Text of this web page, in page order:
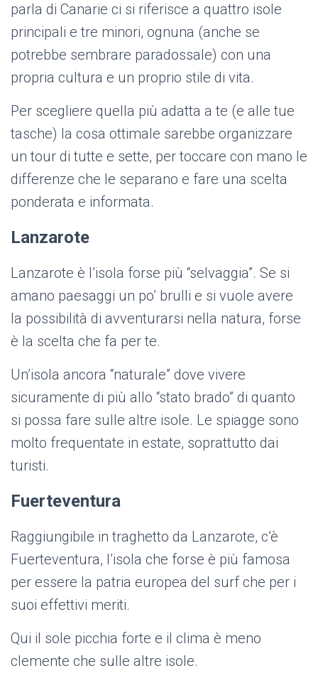
parla di Canarie ci si riferisce a quattro isole
principali e tre minori, ognuna (anche se
potrebbe sembrare paradossale) con una
propria cultura e un proprio stile di vita.
Per scegliere quella più adatta a te (e alle tue
tasche) la cosa ottimale sarebbe organizzare
un tour di tutte e sette, per toccare con mano le
differenze che le separano e fare una scelta
ponderata e informata.
Lanzarote
Lanzarote è l’isola forse più “selvaggia”. Se si
amano paesaggi un po’ brulli e si vuole avere
la possibilità di avventurarsi nella natura, forse
è la scelta che fa per te.
Un’isola ancora “naturale” dove vivere
sicuramente di più allo “stato brado” di quanto
si possa fare sulle altre isole. Le spiagge sono
molto frequentate in estate, soprattutto dai
turisti.
Fuerteventura
Raggiungibile in traghetto da Lanzarote, c’è
Fuerteventura, l’isola che forse è più famosa
per essere la patria europea del surf che per i
suoi effettivi meriti.
Qui il sole picchia forte e il clima è meno
clemente che sulle altre isole.